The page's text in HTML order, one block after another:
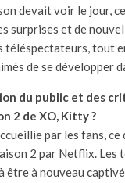
devait voir le jour,
surprises et de
téléspectateurs, tout
de se développer
du public et des
2 de XO, Kitty ?
par les fans, ce
2 par Netflix. Les
être à nouveau